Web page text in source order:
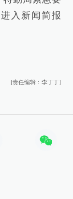
入新闻简报
[责任编辑：李丁丁]